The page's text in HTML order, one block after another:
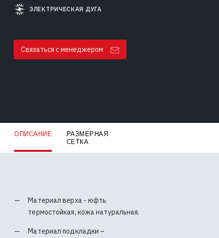
ЭЛЕКТРИЧЕСКАЯ ДУГА
Связаться с менеджером
ОПИСАНИЕ
РАЗМЕРНАЯ
СЕТКА
Материал верха - юфть
термостойкая, кожа натуральная.
Материал подкладки –